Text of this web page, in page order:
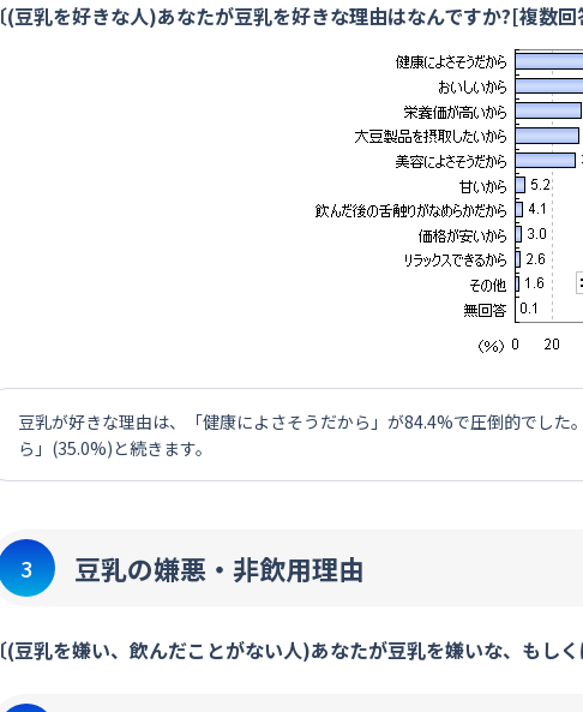
〔(豆乳を好きな人)あなたが豆乳を好きな理由はなんですか?[複数
豆乳が好きな理由は、「健康によさそうだから」が84.4%で圧倒的でし
ら」(35.0%)と続きます。
3 豆乳の嫌悪・非飲用理由
〔(豆乳を嫌い、飲んだことがない人)あなたが豆乳を嫌いな、もし